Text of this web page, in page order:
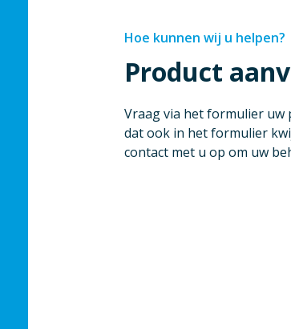
Hoe kunnen wij u helpen?
Product
Vraag via het formulier uw
dat ook in het formulier
contact met u op om uw